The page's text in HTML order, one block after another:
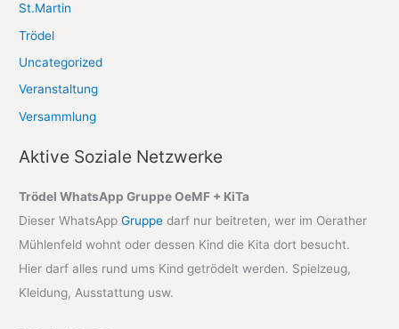
St.Martin
Trödel
Uncategorized
Veranstaltung
Versammlung
Aktive Soziale Netzwerke
Trödel WhatsApp Gruppe OeMF + KiTa
Dieser WhatsAppGruppe darf nur beitreten, wer im Oerather
Mühlenfeld wohnt oder dessen Kind die Kita dort besucht.
Hier darf alles rund ums Kind getrödelt werden. Spielzeug,
Kleidung, Ausstattung usw.